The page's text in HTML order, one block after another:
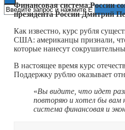
Финансовая система России
президента России Дмитрий
Как известно, курс рубля
США: американцы признали,
которые нанесут
В настоящее время курс
Поддержку рублю оказывает
«Вы видите, что идет
повторяю и хотел бы вам
система финансовая и